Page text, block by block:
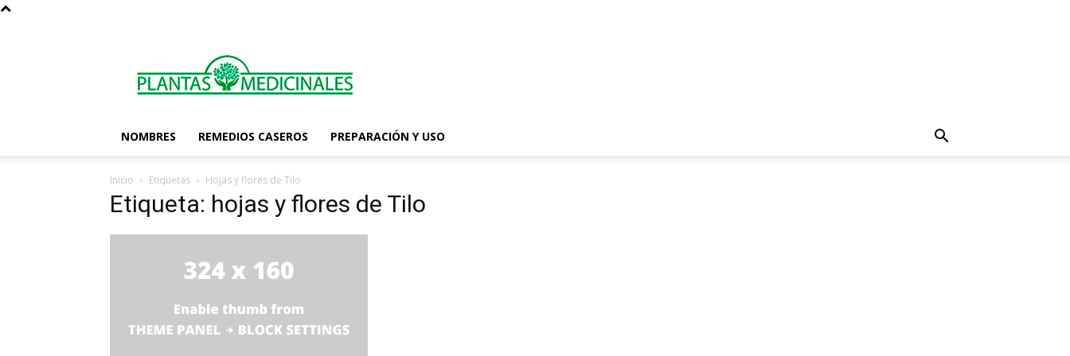
Plantas
Medicinales
NOMBRES REMEDIOS CASEROS PREPARACIÓN Y USO
Inicio Etiquetas Hojas y flores de Tilo
Etiqueta: hojas y flores de Tilo